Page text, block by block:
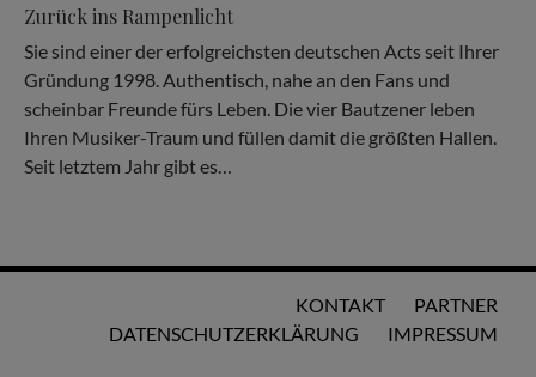
Zurück ins Rampenlicht
Sie sind einer der erfolgreichsten deutschen Acts seit Ihrer
Gründung 1998. Authentisch, nahe an den Fans und
scheinbar Freunde fürs Leben. Die vier Bautzener leben
Ihren Musiker-Traum und füllen damit die größten Hallen.
Seit letztem Jahr gibt es…
KONTAKT
PARTNER
DATENSCHUTZERKLÄRUNG
IMPRESSUM